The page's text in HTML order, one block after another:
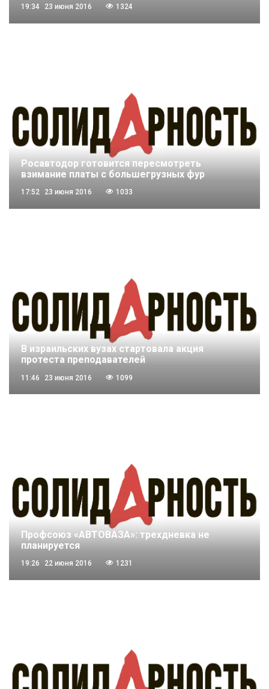
19:34 23 июня 2016 1324
Росавтодор готовится пересмотреть
взимание платы с большегрузных фур
17:52 23 июня 2016 1033
В израильских вузах стартовала акция
протеста преподавателей
11:46 23 июня 2016 1099
Профсоюз «АВТОВАЗА»: трехдневка не
планируется
19:26 22 июня 2016 1231